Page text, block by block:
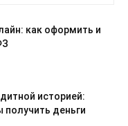
как оформить и
историей:
деньги